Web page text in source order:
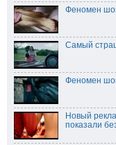
Феномен
Самый
Феномен
Новый
показали